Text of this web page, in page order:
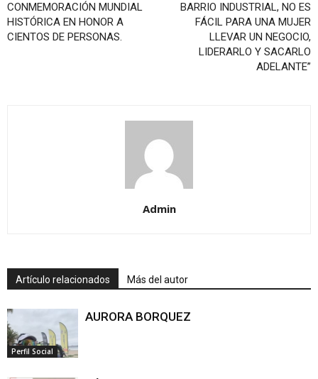
CONMEMORACIÓN MUNDIAL
HISTÓRICA EN HONOR A
CIENTOS DE PERSONAS.
BARRIO INDUSTRIAL, NO ES
FÁCIL PARA UNA MUJER
LLEVAR UN NEGOCIO,
LIDERARLO Y SACARLO
ADELANTE”
Admin
Artículo relacionados Más del autor
Perfil Social
AURORA BORQUEZ